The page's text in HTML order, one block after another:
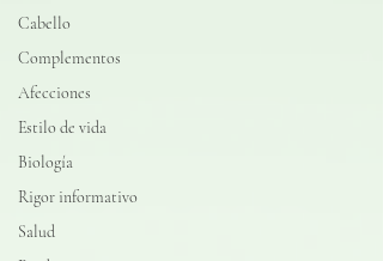
Cabello
Complementos
Afecciones
Estilo de vida
Biología
Rigor informativo
Salud